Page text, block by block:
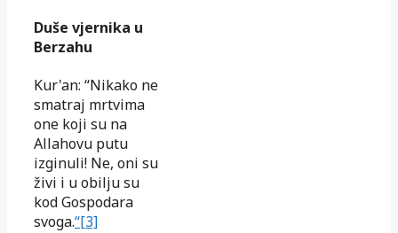
Duše vjernika u
Berzahu
Kur'an: “Nikako ne
smatraj mrtvima
one koji su na
Allahovu putu
izginuli! Ne, oni su
živi i u obilju su
kod Gospodara
svoga.“[3]